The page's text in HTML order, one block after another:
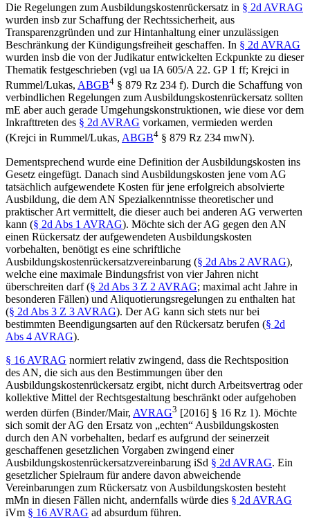
Die Regelungen zum Ausbildungskostenrückersatz in § 2d AVRAG
wurden insb zur Schaffung der Rechtssicherheit, aus
Transparenzgründen und zur Hintanhaltung einer unzulässigen
Beschränkung der Kündigungsfreiheit geschaffen. In § 2d AVRAG
wurden insb die von der Judikatur entwickelten Eckpunkte zu dieser
Thematik festgeschrieben (vgl ua IA 605/A 22. GP 1 ff; Krejci in
Rummel/Lukas, ABGB4 § 879 Rz 234 f). Durch die Schaffung von
verbindlichen Regelungen zum Ausbildungskostenrückersatz sollten
mE aber auch gerade Umgehungskonstruktionen, wie diese vor dem
Inkrafttreten des § 2d AVRAG vorkamen, vermieden werden
(Krejci in Rummel/Lukas, ABGB4 § 879 Rz 234 mwN).
Dementsprechend wurde eine Definition der Ausbildungskosten ins
Gesetz eingefügt. Danach sind Ausbildungskosten jene vom AG
tatsächlich aufgewendete Kosten für jene erfolgreich absolvierte
Ausbildung, die dem AN Spezialkenntnisse theoretischer und
praktischer Art vermittelt, die dieser auch bei anderen AG verwerten
kann (§ 2d Abs 1 AVRAG). Möchte sich der AG gegen den AN
einen Rückersatz der aufgewendeten Ausbildungskosten
vorbehalten, benötigt es eine schriftliche
Ausbildungskostenrückersatzvereinbarung (§ 2d Abs 2 AVRAG),
welche eine maximale Bindungsfrist von vier Jahren nicht
überschreiten darf (§ 2d Abs 3 Z 2 AVRAG; maximal acht Jahre in
besonderen Fällen) und Aliquotierungsregelungen zu enthalten hat
(§ 2d Abs 3 Z 3 AVRAG). Der AG kann sich stets nur bei
bestimmten Beendigungsarten auf den Rückersatz berufen (§ 2d
Abs 4 AVRAG).
§ 16 AVRAG normiert relativ zwingend, dass die Rechtsposition
des AN, die sich aus den Bestimmungen über den
Ausbildungskostenrückersatz ergibt, nicht durch Arbeitsvertrag oder
kollektive Mittel der Rechtsgestaltung beschränkt oder aufgehoben
werden dürfen (Binder/Mair, AVRAG3 [2016] § 16 Rz 1). Möchte
sich somit der AG den Ersatz von „echten“ Ausbildungskosten
durch den AN vorbehalten, bedarf es aufgrund der seinerzeit
geschaffenen gesetzlichen Vorgaben zwingend einer
Ausbildungskostenrückersatzvereinbarung iSd § 2d AVRAG. Ein
gesetzlicher Spielraum für andere davon abweichende
Vereinbarungen zum Rückersatz von Ausbildungskosten besteht
mMn in diesen Fällen nicht, andernfalls würde dies § 2d AVRAG
iVm § 16 AVRAG ad absurdum führen.